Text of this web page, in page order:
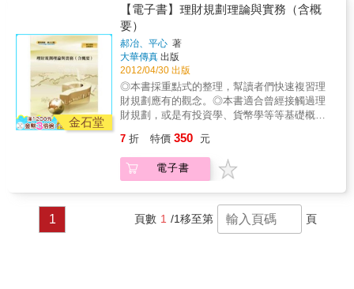
金石堂
【電子書】理財規劃理論與實務（含概
要）
郝冶、平心 著
大華傳真 出版
2012/04/30 出版
◎本書採重點式的整理，幫讀者們快速複習理
財規劃應有的觀念。◎本書適合曾經接觸過理
財規劃，或是有投資學、貨幣學等等基礎概念
過理財規劃的任何概念，建議讀者們可準備一
本大學用參考書，藉以互相參照、釐清觀念。
◎本書於內文之後附有練習題與考古題供讀者
也歡迎讀者們可上敝社之網站，在線上提出問
題與討論。網址如下：www.ting-
7 折 特價 350 元
電子書
1 頁數 1 /1移至第 頁